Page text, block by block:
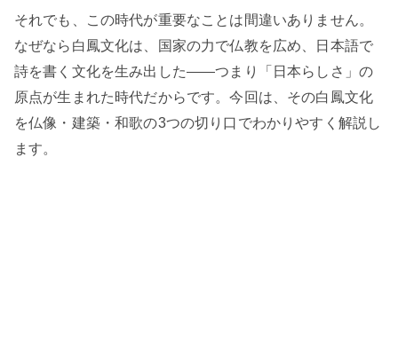
それでも、この時代が重要なことは間違いありません。
なぜなら白鳳文化は、国家の力で仏教を広め、日本語で
詩を書く文化を生み出した——つまり「日本らしさ」の
原点が生まれた時代だからです。今回は、その白鳳文化
を仏像・建築・和歌の3つの切り口でわかりやすく解説し
ます。